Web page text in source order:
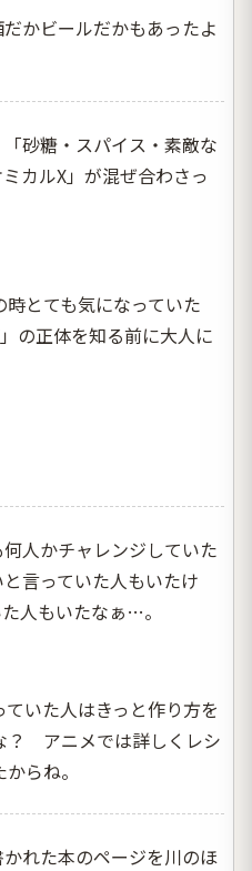
かビールだかもあったよ
砂糖・スパイス・素敵な
カルX」が混ぜ合わさっ
とても気になっていた
の正体を知る前に大人に
人かチャレンジしていた
言っていた人もいたけ
人もいたなぁ…。
いた人はきっと作り方を
？ アニメでは詳しくレシ
らね。
れた本のページを川のほ